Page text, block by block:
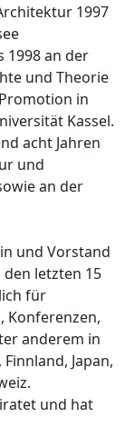
1997
1998 an der
und Theorie
in
Kassel.
acht Jahren
und
an der
und Vorstand
letzten 15
für
Konferenzen,
anderem in
Japan,
und hat